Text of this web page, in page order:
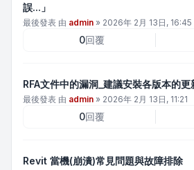
誤...」
最後發表 由 admin » 2026年 2月 13日, 16:45
0回覆
RFA文件中的漏洞_建議安裝各版本的更
最後發表 由 admin » 2026年 2月 13日, 11:21
0回覆
Revit 當機(崩潰)常見問題與故障排除